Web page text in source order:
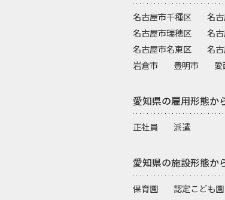
名古屋市千種区 名
名古屋市瑞穂区
名
名古屋市名東区
名
岩倉市
豊明市 愛
愛知県の雇用形態か
正社員 派遣
愛知県の施設形態か
保育園 認定こども園